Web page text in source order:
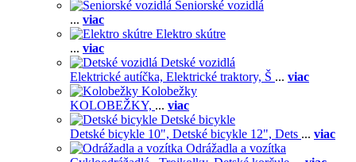
Seniorské vozidlá
... viac
Elektro skútre
... viac
Detské vozidlá
Elektrické autíčka, Elektrické traktory, Š ... viac
Kolobežky
KOLOBEŽKY, ... viac
Detské bicykle
Detské bicykle 10", Detské bicykle 12", Dets ... viac
Odrážadla a vozítka